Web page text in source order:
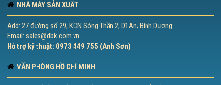
NHÀ MÁY SẢN XUẤT
Add: 27 đường số 29, KCN Sóng Thần 2, Dĩ An, Bình Dương.
Email: sales@dbk.com.vn
Hỗ trợ kỹ thuật: 0973 449 755 (Anh Sơn)
VĂN PHÒNG HỒ CHÍ MINH